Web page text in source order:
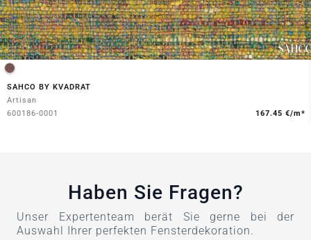
SAHCO BY KVADRAT
Artisan
600186-0001
167.45 €/m*
Haben Sie Fragen?
Unser Expertenteam berät Sie gerne bei der
Auswahl Ihrer perfekten Fensterdekoration.